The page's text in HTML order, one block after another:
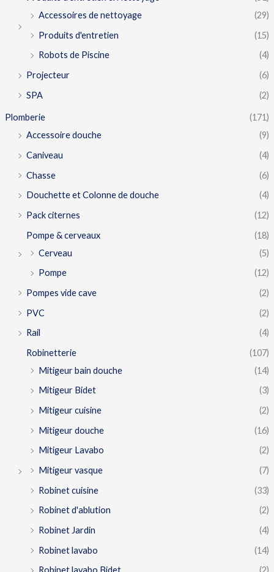
Accessoires de nettoyage
(29)
Produits d'entretien
(15)
Robots de Piscine
(4)
Projecteur
(6)
SPA
(2)
Plomberie
(171)
Accessoire douche
(9)
Caniveau
(4)
Chasse
(6)
Douchette et Colonne de douche
(4)
Pack citernes
(12)
Pompe & cerveaux
(18)
Cerveau
(5)
Pompe
(12)
Pompes vide cave
(2)
PVC
(2)
Rail
(4)
Robinetterie
(107)
Mitigeur bain douche
(14)
Mitigeur Bidet
(3)
Mitigeur cuisine
(2)
Mitigeur douche
(16)
Mitigeur Lavabo
(2)
Mitigeur vasque
(7)
Robinet cuisine
(33)
Robinet d'ablution
(2)
Robinet Jardin
(4)
Robinet lavabo
(14)